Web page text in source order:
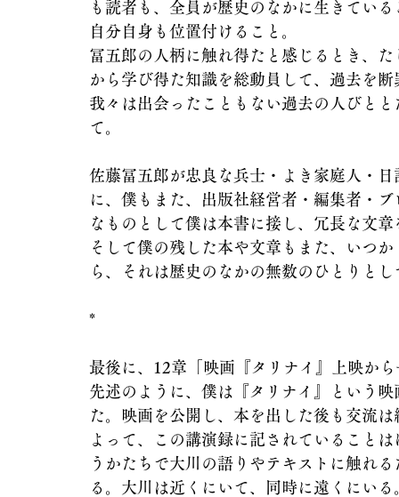
も読者も、全員が歴史のなかに生きてい
自分自身も位置付けること。
冨五郎の人柄に触れ得たと感じるとき、
から学び得た知識を総動員して、過去を
我々は出会ったこともない過去の人びと
て。
佐藤冨五郎が忠良な兵士・よき家庭人・
に、僕もまた、出版社経営者・編集者・
なものとして僕は本書に接し、冗長な文章
そして僕の残した本や文章もまた、いつ
ら、それは歴史のなかの無数のひとりと
*
最後に、12章「映画『タリナイ』上映か
先述のように、僕は『タリナイ』という
た。映画を公開し、本を出した後も交流
よって、この講演録に記されていること
うかたちで大川の語りやテキストに触れ
る。大川は近くにいて、同時に遠くにいる